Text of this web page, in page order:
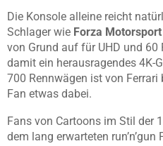
Die Konsole alleine reicht
Schlager wie Forza
von Grund auf für UHD und
damit ein herausragendes 4K-
700 Rennwägen ist von
Fan etwas dabei.
Fans von Cartoons im Stil der
dem lang erwarteten